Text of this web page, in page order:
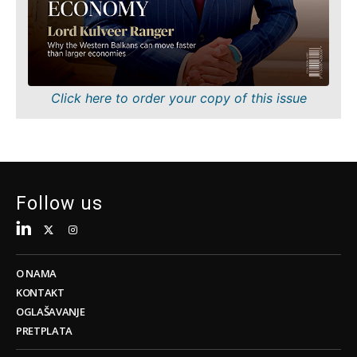
Znanost
Rudarstvo
Maloprodaja
Tehnologija
Tehnologija
Telekom
Turizam
Trgovina
Mišljenje
Svijet
Analiza
Discover
Click here to order your copy of this issue
Follow us
O NAMA
KONTAKT
OGLAŠAVANJE
PRETPLATA